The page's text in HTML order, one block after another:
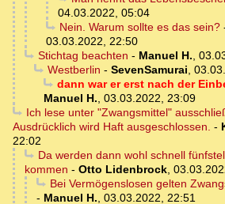
04.03.2022, 05:04
Nein. Warum sollte es das sein?
03.03.2022, 22:50
Stichtag beachten - Manuel H.,
Westberlin - SevenSamurai,
dann war er erst nach der
Manuel H., 03.03.2022, 23:09
Ich lese unter "Zwangsmittel"
Ausdrücklich wird Haft ausgeschlossen. -
22:02
Da werden dann wohl schnell
kommen - Otto Lidenbrock,
Bei Vermögenslosen gelten
- Manuel H., 03.03.2022, 22:51